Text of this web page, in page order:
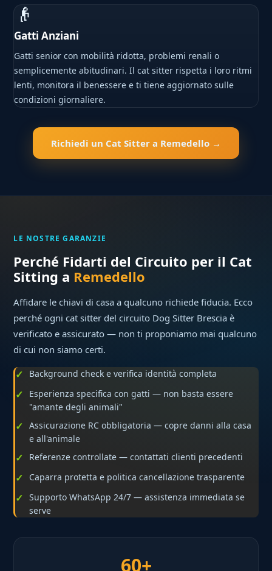
👴
Gatti Anziani
Gatti senior con mobilità ridotta, problemi renali o
semplicemente abitudinari. Il cat sitter rispetta i loro ritmi
lenti, monitora il benessere e ti tiene aggiornato sulle
condizioni giornaliere.
Richiedi un Cat Sitter a Remedello →
LE NOSTRE GARANZIE
Perché Fidarti del Circuito per il Cat
Sitting a Remedello
Affidare le chiavi di casa a qualcuno richiede fiducia. Ecco
perché ogni cat sitter del circuito Dog Sitter Brescia è
verificato e assicurato — non ti proponiamo mai qualcuno
di cui non siamo certi.
Background check e verifica identità completa
Esperienza specifica con gatti — non basta essere
"amante degli animali"
Assicurazione RC obbligatoria — copre danni alla casa
e all'animale
Referenze controllate — contattati clienti precedenti
Caparra protetta e politica cancellazione trasparente
Supporto WhatsApp 24/7 — assistenza immediata se
serve
60+